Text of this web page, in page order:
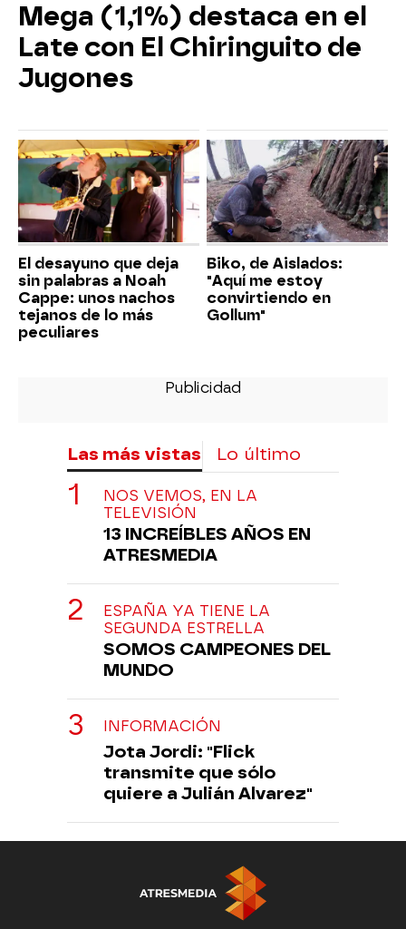
Mega (1,1%) destaca en el
Late con El Chiringuito de
Jugones
El desayuno que deja
sin palabras a Noah
Cappe: unos nachos
tejanos de lo más
peculiares
Biko, de Aislados:
"Aquí me estoy
convirtiendo en
Gollum"
Las más vistas Lo último
NOS VEMOS, EN LA
TELEVISIÓN
13 INCREÍBLES AÑOS EN
ATRESMEDIA
ESPAÑA YA TIENE LA
SEGUNDA ESTRELLA
SOMOS CAMPEONES DEL
MUNDO
INFORMACIÓN
Jota Jordi: "Flick
transmite que sólo
quiere a Julián Alvarez"